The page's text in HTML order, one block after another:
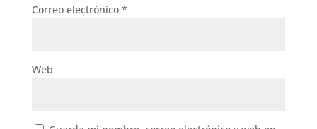
Correo electrónico *
Web